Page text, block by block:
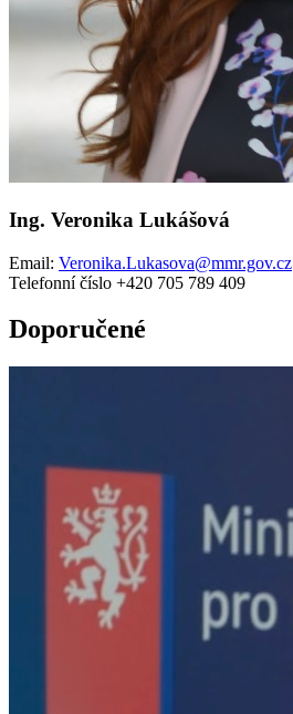
Ing. Veronika Lukášová
Email: Veronika.Lukasova@mmr.gov.cz
Telefonní číslo +420 705 789 409
Doporučené